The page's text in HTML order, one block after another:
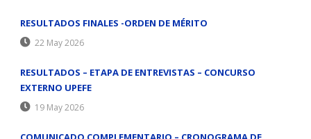
RESULTADOS FINALES -ORDEN DE MÉRITO
22 May 2026
RESULTADOS – ETAPA DE ENTREVISTAS – CONCURSO
EXTERNO UPEFE
19 May 2026